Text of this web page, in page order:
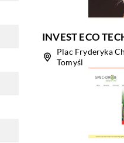
INVEST ECO
Plac Fryderyka
Tomyśl